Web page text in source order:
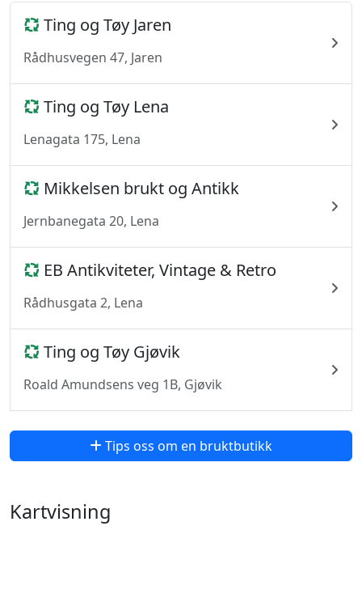
Ting og Tøy Jaren
Rådhusvegen 47, Jaren
Ting og Tøy Lena
Lenagata 175, Lena
Mikkelsen brukt og Antikk
Jernbanegata 20, Lena
EB Antikviteter, Vintage & Retro
Rådhusgata 2, Lena
Ting og Tøy Gjøvik
Roald Amundsens veg 1B, Gjøvik
Tips oss om en bruktbutikk
Kartvisning